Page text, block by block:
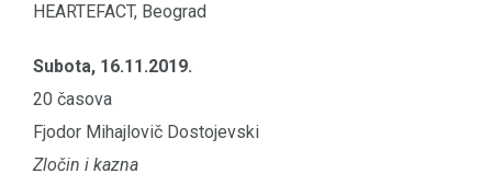
HEARTEFACT, Beograd
Subota, 16.11.2019.
20 časova
Fjodor Mihajlovič Dostojevski
Zločin i kazna